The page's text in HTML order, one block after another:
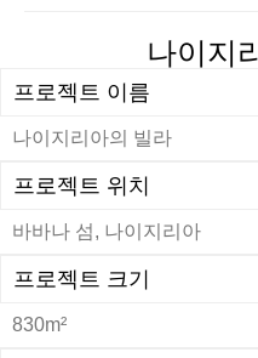
나이지
프로젝트 이름
나이지리아의 빌라
프로젝트 위치
바바나 섬, 나이지리아
프로젝트 크기
830m²